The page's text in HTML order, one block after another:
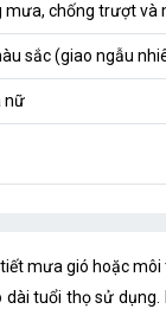
mưa, chống trượt và
sắc (giao ngẫu
nữ
mưa gió hoặc
tuổi thọ sử dụng.